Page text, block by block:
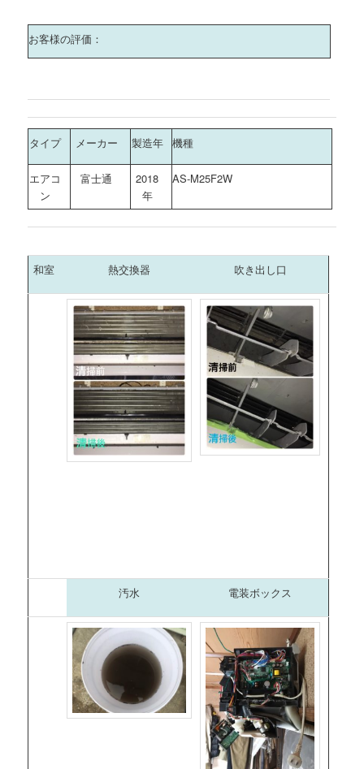
お客様の評価：
タイプ メーカー 製造年 機種
エアコ
ン
富士通
2018
年
AS-M25F2W
和室 熱交換器 吹き出し口
汚水 電装ボックス